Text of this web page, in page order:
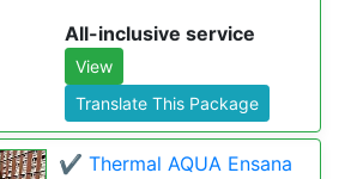
All-inclusive service
View
Translate This Package
✔️ Thermal AQUA Ensana